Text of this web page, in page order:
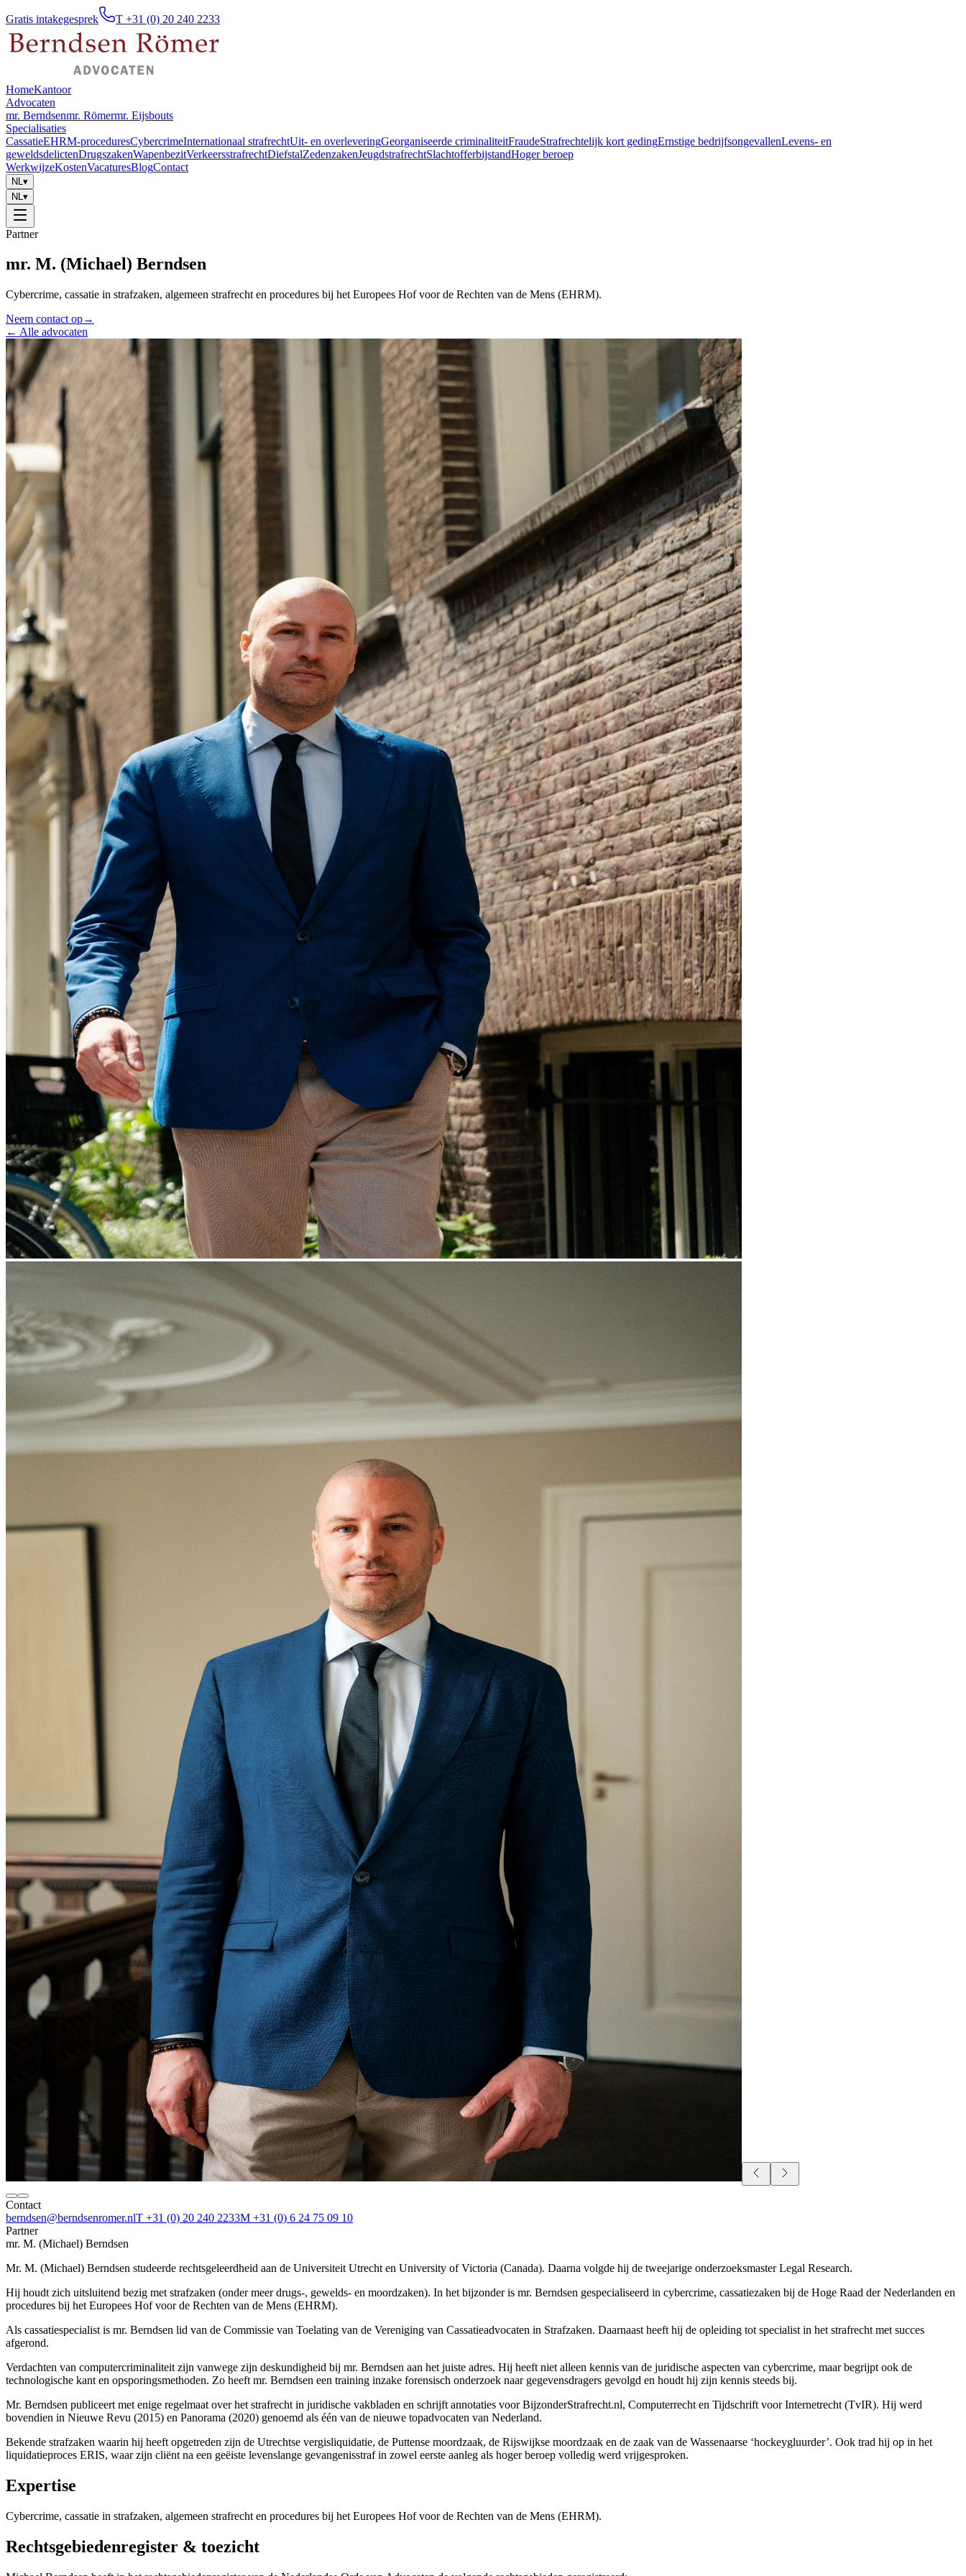
Gratis intakegesprek T +31 (0) 20 240 2233
HomeKantoor
Advocaten
mr. Berndsenmr. Römermr. Eijsbouts
Specialisaties
CassatieEHRM-proceduresCybercrimeInternationaal strafrechtUit- en overleveringGeorganiseerde criminaliteitFraudeStrafrechtelijk kort gedingErnstige bedrijfsongevallenLevens- en
geweldsdelictenDrugszakenWapenbezitVerkeersstrafrechtDiefstalZedenzakenJeugdstrafrechtSlachtofferbijstandHoger beroep
WerkwijzeKostenVacaturesBlogContact
NL ▾
NL ▾
Partner
mr. M. (Michael) Berndsen
Cybercrime, cassatie in strafzaken, algemeen strafrecht en procedures bij het Europees Hof voor de Rechten van de Mens (EHRM).
Neem contact op→
← Alle advocaten
Contact
berndsen@berndsenromer.nlT +31 (0) 20 240 2233M +31 (0) 6 24 75 09 10
Partner
mr. M. (Michael) Berndsen
Mr. M. (Michael) Berndsen studeerde rechtsgeleerdheid aan de Universiteit Utrecht en University of Victoria (Canada). Daarna volgde hij de tweejarige onderzoeksmaster Legal Research.
Hij houdt zich uitsluitend bezig met strafzaken (onder meer drugs-, gewelds- en moordzaken). In het bijzonder is mr. Berndsen gespecialiseerd in cybercrime, cassatiezaken bij de Hoge Raad der Nederlanden en
procedures bij het Europees Hof voor de Rechten van de Mens (EHRM).
Als cassatiespecialist is mr. Berndsen lid van de Commissie van Toelating van de Vereniging van Cassatieadvocaten in Strafzaken. Daarnaast heeft hij de opleiding tot specialist in het strafrecht met succes
afgerond.
Verdachten van computercriminaliteit zijn vanwege zijn deskundigheid bij mr. Berndsen aan het juiste adres. Hij heeft niet alleen kennis van de juridische aspecten van cybercrime, maar begrijpt ook de
technologische kant en opsporingsmethoden. Zo heeft mr. Berndsen een training inzake forensisch onderzoek naar gegevensdragers gevolgd en houdt hij zijn kennis steeds bij.
Mr. Berndsen publiceert met enige regelmaat over het strafrecht in juridische vakbladen en schrijft annotaties voor BijzonderStrafrecht.nl, Computerrecht en Tijdschrift voor Internetrecht (TvIR). Hij werd
bovendien in Nieuwe Revu (2015) en Panorama (2020) genoemd als één van de nieuwe topadvocaten van Nederland.
Bekende strafzaken waarin hij heeft opgetreden zijn de Utrechtse vergisliquidatie, de Puttense moordzaak, de Rijswijkse moordzaak en de zaak van de Wassenaarse ‘hockeygluurder’. Ook trad hij op in het
liquidatieproces ERIS, waar zijn cliënt na een geëiste levenslange gevangenisstraf in zowel eerste aanleg als hoger beroep volledig werd vrijgesproken.
Expertise
Cybercrime, cassatie in strafzaken, algemeen strafrecht en procedures bij het Europees Hof voor de Rechten van de Mens (EHRM).
Rechtsgebiedenregister & toezicht